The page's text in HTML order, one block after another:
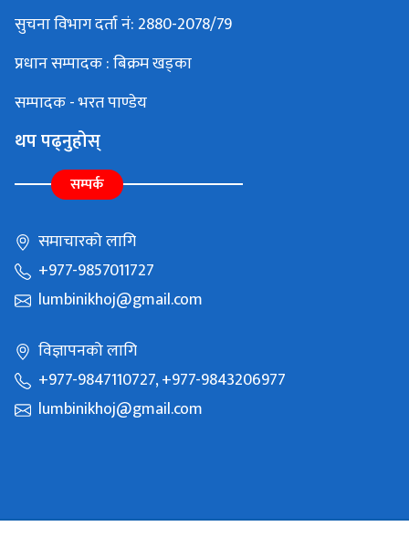
सुचना विभाग दर्ता नं: 2880-2078/79
प्रधान सम्पादक : बिक्रम खड्का
सम्पादक - भरत पाण्डेय
थप पढ्नुहोस्
सम्पर्क
समाचारको लागि
+977-9857011727
lumbinikhoj@gmail.com
विज्ञापनको लागि
+977-9847110727, +977-9843206977
lumbinikhoj@gmail.com